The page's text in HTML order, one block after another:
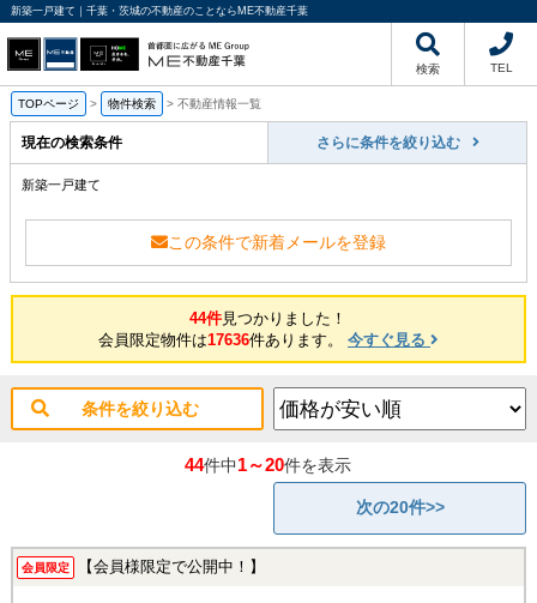
新築一戸建て｜千葉・茨城の不動産のことならME不動産千葉
検索 TEL
TOPページ > 物件検索 > 不動産情報一覧
現在の検索条件 さらに条件を絞り込む
新築一戸建て
この条件で新着メールを登録
44件見つかりました！
会員限定物件は17636件あります。 今すぐ見る
条件を絞り込む
44件中1～20件を表示
次の20件>>
会員限定 【会員様限定で公開中！】